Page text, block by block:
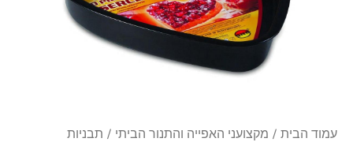
עמוד הבית / מקצועני האפייה והתנור הביתי / תבניות